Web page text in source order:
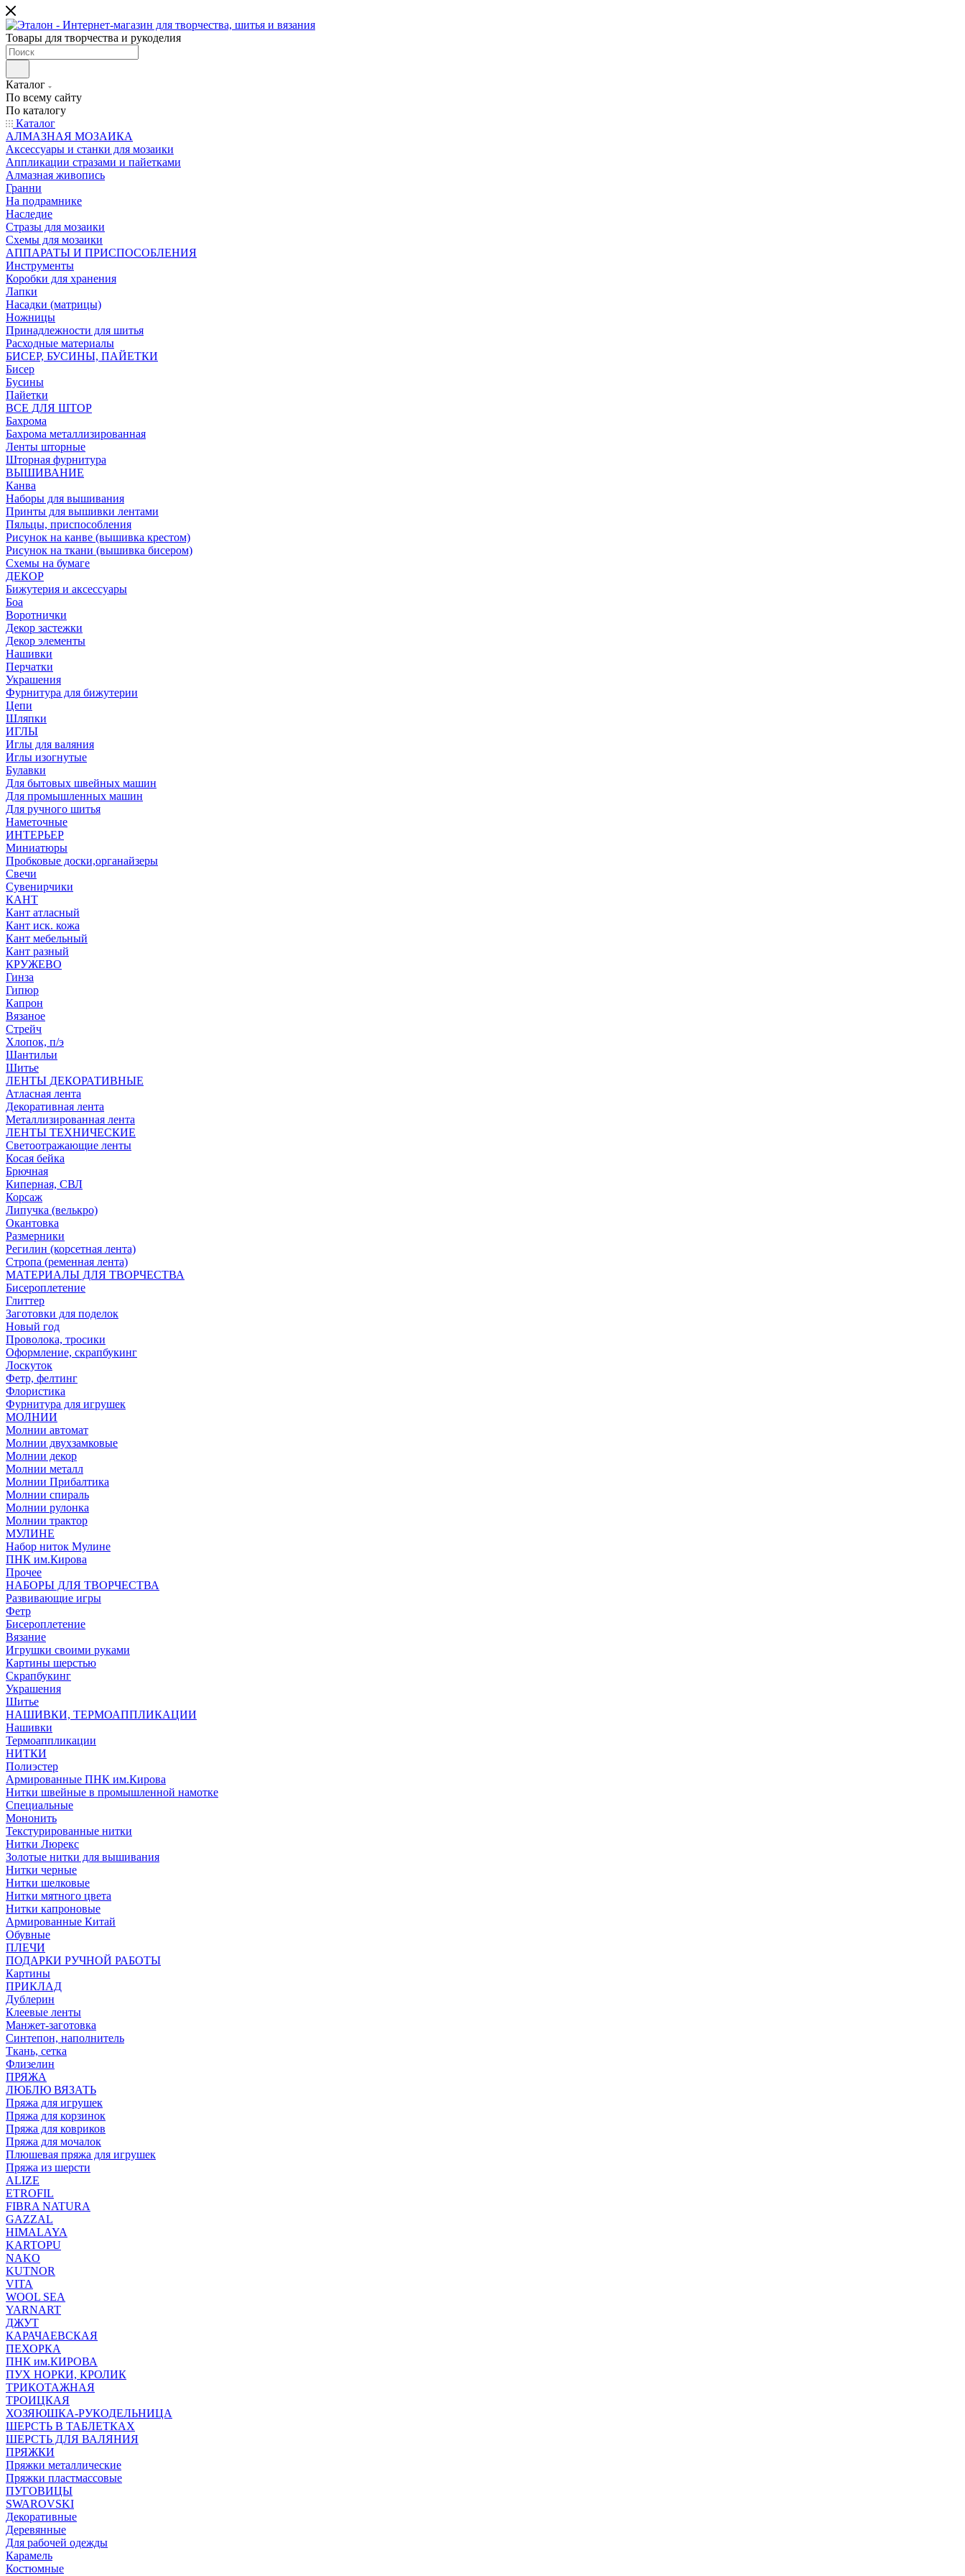
Товары для творчества и рукоделия
Каталог
По всему сайту
По каталогу
Каталог
АЛМАЗНАЯ МОЗАИКА
Аксессуары и станки для мозаики
Аппликации стразами и пайетками
Алмазная живопись
Гранни
На подрамнике
Наследие
Стразы для мозаики
Схемы для мозаики
АППАРАТЫ И ПРИСПОСОБЛЕНИЯ
Инструменты
Коробки для хранения
Лапки
Насадки (матрицы)
Ножницы
Принадлежности для шитья
Расходные материалы
БИСЕР, БУСИНЫ, ПАЙЕТКИ
Бисер
Бусины
Пайетки
ВСЕ ДЛЯ ШТОР
Бахрома
Бахрома металлизированная
Ленты шторные
Шторная фурнитура
ВЫШИВАНИЕ
Канва
Наборы для вышивания
Принты для вышивки лентами
Пяльцы, приспособления
Рисунок на канве (вышивка крестом)
Рисунок на ткани (вышивка бисером)
Схемы на бумаге
ДЕКОР
Бижутерия и аксессуары
Боа
Воротнички
Декор застежки
Декор элементы
Нашивки
Перчатки
Украшения
Фурнитура для бижутерии
Цепи
Шляпки
ИГЛЫ
Иглы для валяния
Иглы изогнутые
Булавки
Для бытовых швейных машин
Для промышленных машин
Для ручного шитья
Наметочные
ИНТЕРЬЕР
Миниатюры
Пробковые доски,органайзеры
Свечи
Сувенирчики
КАНТ
Кант атласный
Кант иск. кожа
Кант мебельный
Кант разный
КРУЖЕВО
Гинза
Гипюр
Капрон
Вязаное
Стрейч
Хлопок, п/э
Шантильи
Шитье
ЛЕНТЫ ДЕКОРАТИВНЫЕ
Атласная лента
Декоративная лента
Металлизированная лента
ЛЕНТЫ ТЕХНИЧЕСКИЕ
Светоотражающие ленты
Косая бейка
Брючная
Киперная, СВЛ
Корсаж
Липучка (велькро)
Окантовка
Размерники
Регилин (корсетная лента)
Стропа (ременная лента)
МАТЕРИАЛЫ ДЛЯ ТВОРЧЕСТВА
Бисероплетение
Глиттер
Заготовки для поделок
Новый год
Проволока, тросики
Оформление, скрапбукинг
Лоскуток
Фетр, фелтинг
Флористика
Фурнитура для игрушек
МОЛНИИ
Молнии автомат
Молнии двухзамковые
Молнии декор
Молнии металл
Молнии Прибалтика
Молнии спираль
Молнии рулонка
Молнии трактор
МУЛИНЕ
Набор ниток Мулине
ПНК им.Кирова
Прочее
НАБОРЫ ДЛЯ ТВОРЧЕСТВА
Развивающие игры
Фетр
Бисероплетение
Вязание
Игрушки своими руками
Картины шерстью
Скрапбукинг
Украшения
Шитье
НАШИВКИ, ТЕРМОАППЛИКАЦИИ
Нашивки
Термоаппликации
НИТКИ
Полиэстер
Армированные ПНК им.Кирова
Нитки швейные в промышленной намотке
Специальные
Мононить
Текстурированные нитки
Нитки Люрекс
Золотые нитки для вышивания
Нитки черные
Нитки шелковые
Нитки мятного цвета
Нитки капроновые
Армированные Китай
Обувные
ПЛЕЧИ
ПОДАРКИ РУЧНОЙ РАБОТЫ
Картины
ПРИКЛАД
Дублерин
Клеевые ленты
Манжет-заготовка
Синтепон, наполнитель
Ткань, сетка
Флизелин
ПРЯЖА
ЛЮБЛЮ ВЯЗАТЬ
Пряжа для игрушек
Пряжа для корзинок
Пряжа для ковриков
Пряжа для мочалок
Плюшевая пряжа для игрушек
Пряжа из шерсти
ALIZE
ETROFIL
FIBRA NATURA
GAZZAL
HIMALAYA
KARTOPU
NAKO
KUTNOR
VITA
WOOL SEA
YARNART
ДЖУТ
КАРАЧАЕВСКАЯ
ПЕХОРКА
ПНК им.КИРОВА
ПУХ НОРКИ, КРОЛИК
ТРИКОТАЖНАЯ
ТРОИЦКАЯ
ХОЗЯЮШКА-РУКОДЕЛЬНИЦА
ШЕРСТЬ В ТАБЛЕТКАХ
ШЕРСТЬ ДЛЯ ВАЛЯНИЯ
ПРЯЖКИ
Пряжки металлические
Пряжки пластмассовые
ПУГОВИЦЫ
SWAROVSKI
Декоративные
Деревянные
Для рабочей одежды
Карамель
Костюмные